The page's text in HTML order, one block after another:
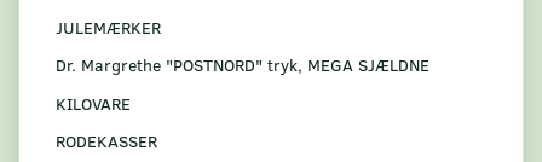
JULEMÆRKER
Dr. Margrethe "POSTNORD" tryk, MEGA SJÆLDNE
KILOVARE
RODEKASSER